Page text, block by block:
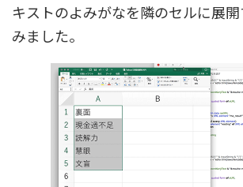
キストのよみがなを隣のセルに展
みました。